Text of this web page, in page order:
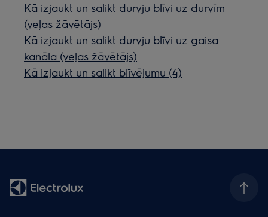
Kā izjaukt un salikt durvju blīvi uz durvīm
(veļas žāvētājs)
Kā izjaukt un salikt durvju blīvi uz gaisa
kanāla (veļas žāvētājs)
Kā izjaukt un salikt blīvējumu (4)